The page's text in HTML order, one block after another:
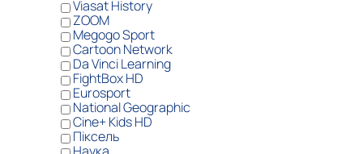
Viasat History
ZOOM
Megogo Sport
Cartoon Network
Da Vinci Learning
FightBox HD
Eurosport
National Geographic
Cine+ Kids HD
Піксель